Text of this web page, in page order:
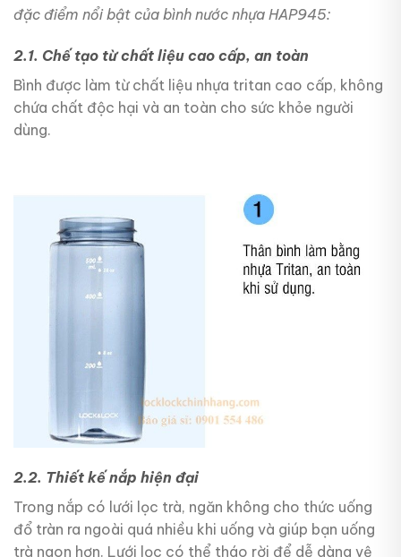
đặc điểm nổi bật của bình nước nhựa HAP945:
2.1. Chế tạo từ chất liệu cao cấp, an toàn
Bình được làm từ chất liệu nhựa tritan cao cấp, không
chứa chất độc hại và an toàn cho sức khỏe người
dùng.
2.2. Thiết kế nắp hiện đại
Trong nắp có lưới lọc trà, ngăn không cho thức uống
đổ tràn ra ngoài quá nhiều khi uống và giúp bạn uống
trà ngon hơn. Lưới lọc có thể tháo rời để dễ dàng vệ